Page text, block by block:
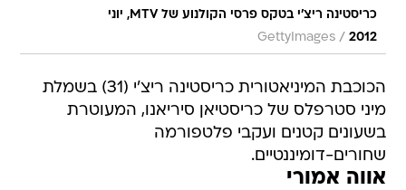
כריסטינה ריצ'י בטקס פרסי הקולנוע של MTV, יוני
2012
/
GettyImages
הכוכבת המיניאטורית כריסטינה ריצ'י (31) בשמלת
מיני סטרפלס של כריסטיאן סיריאנו, המעוטרת
בשעונים קטנים ועקבי פלטפורמה
שחורים-דומיננטיים.
אווה אמורי